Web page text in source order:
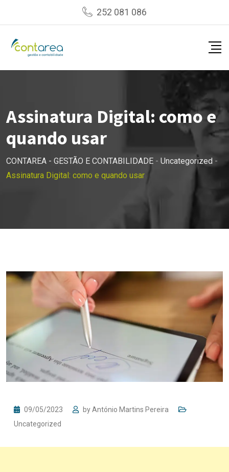
252 081 086
Assinatura Digital: como e
quando usar
CONTAREA - GESTÃO E CONTABILIDADE - Uncategorized -
Assinatura Digital: como e quando usar
09/05/2023 byAntónio Martins Pereira
Uncategorized